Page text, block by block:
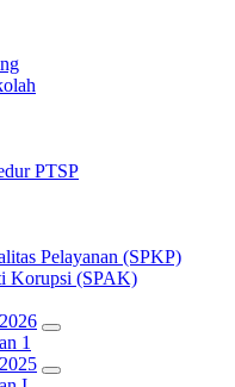
PTSP
Pelayanan (SPKP)
Korupsi (SPAK)
1